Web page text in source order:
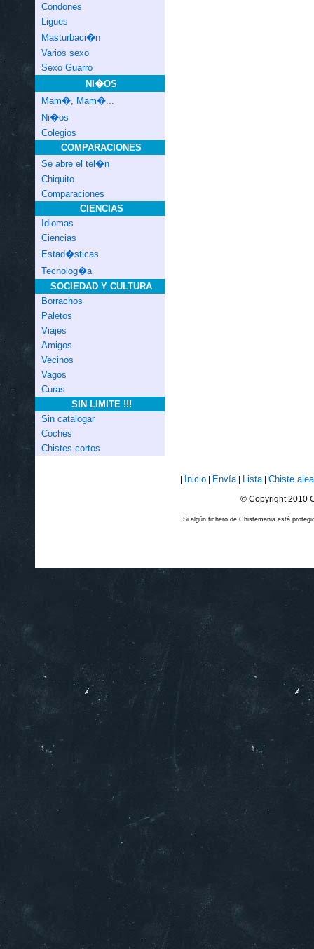
Condones
Ligues
Masturbaci�n
Varios sexo
Sexo Guarro
NI�OS
Mam�, Mam�...
Ni�os
Colegios
COMPARACIONES
Se abre el tel�n
Chiquito
Comparaciones
CIENCIAS
Idiomas
Ciencias
Estad�sticas
Tecnolog�a
SOCIEDAD Y CULTURA
Borrachos
Paletos
Viajes
Amigos
Vecinos
Vagos
Curas
SIN LIMITE !!!
Sin catalogar
Coches
Chistes cortos
| Inicio | Envía | Lista | Chiste
© Copyright 2010
Si algún fichero de Chistemania está